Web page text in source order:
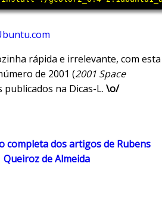
rápida e irrelevante, com esta
de 2001 (2001 Space
publicados na Dicas-L. \o/
completa dos artigos de Rubens
Queiroz de Almeida